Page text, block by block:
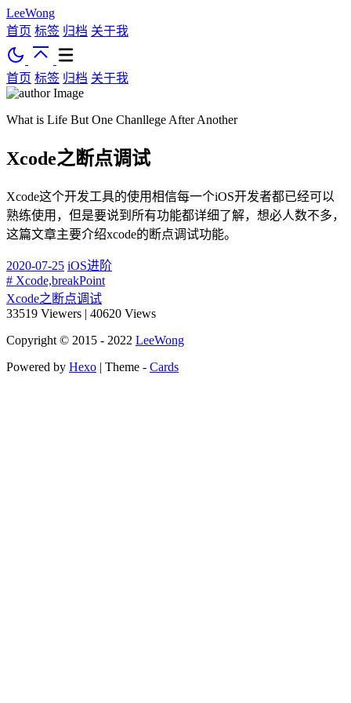
LeeWong
首页 标签 归档 关于我
首页 标签 归档 关于我
What is Life But One Chanllege After Another
Xcode之断点调试
Xcode这个开发工具的使用相信每一个iOS开发者都已经可以
熟练使用，但是要说到所有功能都详细了解，想必人数不多，
这篇文章主要介绍xcode的断点调试功能。
2020-07-25 iOS进阶
# Xcode,breakPoint
Xcode之断点调试
33519 Viewers | 40620 Views
Copyright © 2015 - 2022 LeeWong
Powered by Hexo | Theme - Cards